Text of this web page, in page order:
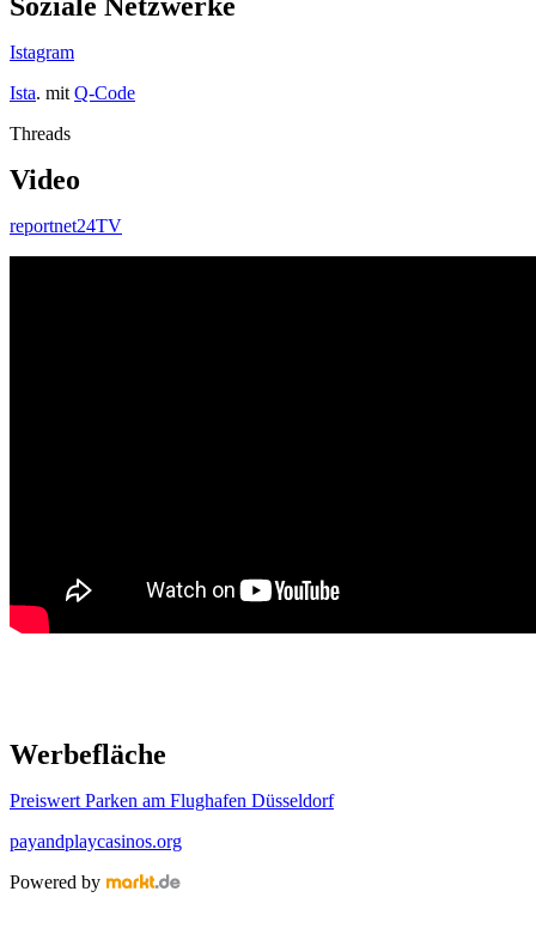
Istagram
Ista. mit Q-Code
Threads
Video
reportnet24TV
Werbefläche
Preiswert Parken am Flughafen Düsseldorf
payandplaycasinos.org
Powered by